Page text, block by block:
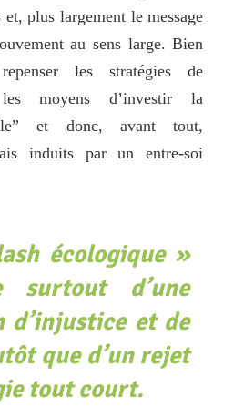
et, plus largement le message
au sens large. Bien
les stratégies de
les moyens d’investir la
et donc, avant tout,
induits par un entre-soi
écologique »
surtout d’une
d’injusticeet de
que d’un rejet
tout court.